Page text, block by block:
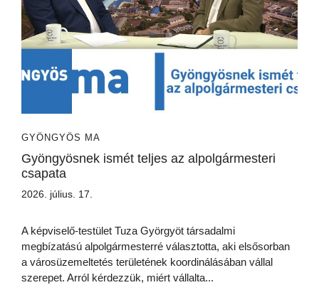
GYÖNGYÖS MA
Gyöngyösnek ismét teljes az alpolgármesteri
csapata
2026. július. 17.
A képviselő-testület Tuza Györgyöt társadalmi
megbízatású alpolgármesterré választotta, aki elsősorban
a városüzemeltetés területének koordinálásában vállal
szerepet. Arról kérdezzük, miért vállalta...